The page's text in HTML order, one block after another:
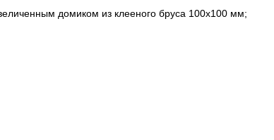
домиком из клееного бруса 100х100 мм;